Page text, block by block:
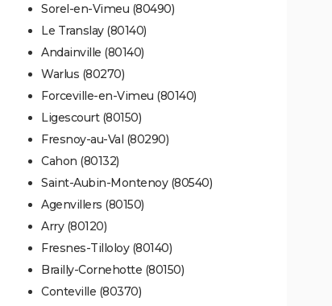
Sorel-en-Vimeu (80490)
Le Translay (80140)
Andainville (80140)
Warlus (80270)
Forceville-en-Vimeu (80140)
Ligescourt (80150)
Fresnoy-au-Val (80290)
Cahon (80132)
Saint-Aubin-Montenoy (80540)
Agenvillers (80150)
Arry (80120)
Fresnes-Tilloloy (80140)
Brailly-Cornehotte (80150)
Conteville (80370)